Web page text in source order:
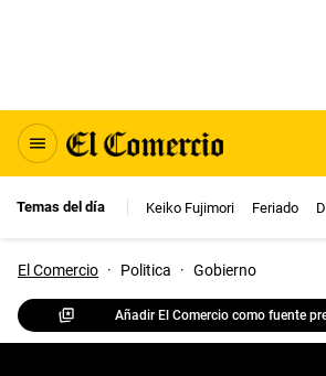
Temas del día Keiko Fujimori Feriado
El Comercio · Politica · Gobierno
Añadir El Comercio como fuente